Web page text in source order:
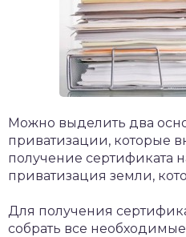
Можно выделить два
приватизации, которые
получение сертификата
приватизация земли,
Для получения
собрать все